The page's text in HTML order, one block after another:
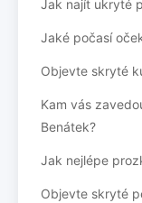
Jak najít ukryté
Jaké počasí
Objevte skryté
Kam vás
Benátek?
Jak nejlépe
Objevte skryté